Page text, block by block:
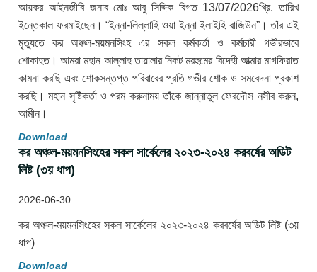
আয়কর আইনজীবি জনাব মোঃ আবু সিদ্দিক বিগত 13/07/2026খ্রি. তারিখ
ইন্তেকাল ফরমাইছেন। “ইন্না-লিল্লাহি ওয়া ইন্না ইলাইহি রাজিউন”। তাঁর এই
মৃত্যুতে কর অঞ্চল-ময়মনসিংহ এর সকল কর্মকর্তা ও কর্মচারী গভীরভাবে
শোকাহত। আমরা মহান আল্লাহ তায়ালার নিকট মরহুমের বিদেহী আত্মার মাগফিরাত
কামনা করছি এবং শোকসন্তপ্ত পরিবারের প্রতি গভীর শোক ও সমবেদনা প্রকাশ
করছি। মহান সৃষ্টিকর্তা ও পরম করুনাময় তাঁকে জান্নাতুল ফেরদৌস নসীব করুন,
আমীন।
Download
কর অঞ্চল-ময়মনসিংহের সকল সার্কেলের ২০২৩-২০২৪ করবর্ষের অডিট
লিষ্ট (৩য় ধাপ)
2026-06-30
কর অঞ্চল-ময়মনসিংহের সকল সার্কেলের ২০২৩-২০২৪ করবর্ষের অডিট লিষ্ট (৩য়
ধাপ)
Download